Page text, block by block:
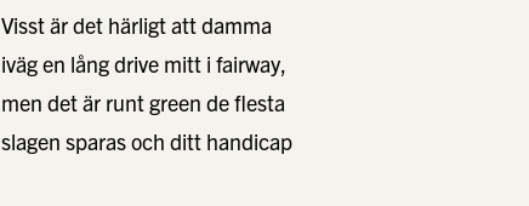
Visst är det härligt att damma
iväg en lång drive mitt i fairway,
men det är runt green de flesta
slagen sparas och ditt handicap